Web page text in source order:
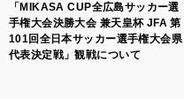
「MIKASA CUP全広島サッカー選
手権大会決勝大会 兼天皇杯 JFA 第
101回全日本サッカー選手権大会県
代表決定戦」観戦について